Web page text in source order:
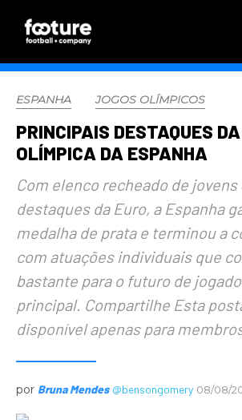
ESPANHA JOGOS OLÍMPICOS
PRINCIPAIS DESTAQUES
OLÍMPICA DA ESPANHA
Com elenco recheado de
destaques da Euro, a Espanha
medalha de prata e terminou a
com atuações individuais que
bastante para o futuro de
principal. Compartilhe Esta
disponível apenas para
por Bruna Mendes @bensongomery 08/08/